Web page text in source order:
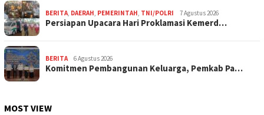
BERITA, DAERAH, PEMERINTAH, TNI/POLRI 7 Agustus 2026
Persiapan Upacara Hari Proklamasi Kemerd…
BERITA 6 Agustus 2026
Komitmen Pembangunan Keluarga, Pemkab Pa…
MOST VIEW